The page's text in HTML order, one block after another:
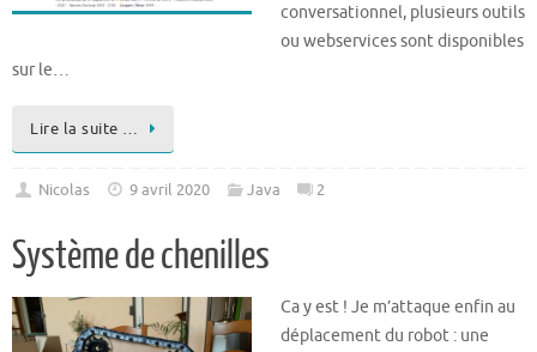
conversationnel, plusieurs outils
ou webservices sont disponibles
sur le…
Lire la suite …
Nicolas 9 avril 2020 Java 2
Système de chenilles
Ca y est ! Je m’attaque enfin au
déplacement du robot : une